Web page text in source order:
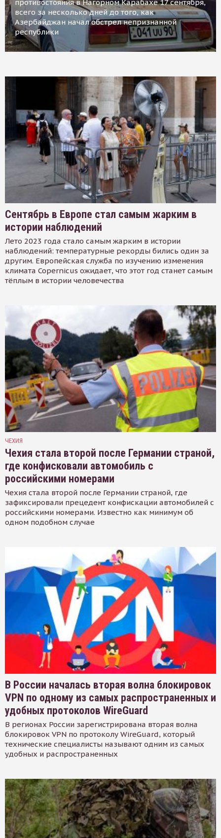
противостояния в Нагорном Карабахе 17 сентября,
всего за несколько дней до того, как
Азербайджан начал обстрел непризнанной
республики
Сентябрь в Европе стал самым жарким в
истории наблюдений
Лето 2023 года стало самым жарким в истории
наблюдений: температурные рекорды бились один за
другим. Европейская служба по изучению изменения
климата Copernicus ожидает, что этот год станет самым
тёплым в истории человечества
ЧЕХИЯ
Чехия стала второй после Германии страной,
где конфисковали автомобиль с
российскими номерами
Чехия стала второй после Германии страной, где
зафиксировали прецедент конфискации автомобилей с
российскими номерами. Известно как минимум об
одном подобном случае
В России началась вторая волна блокировок
VPN по одному из самых распространенных и
удобных протоколов WireGuard
В регионах России зарегистрирована вторая волна
блокировок VPN по протоколу WireGuard, который
технические специалисты называют одним из самых
удобных и распространенных